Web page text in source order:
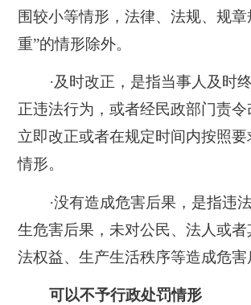
围较小等情形，法律、法规、规章
重”的情形除外。
·及时改正，是指当事人及时
正违法行为，或者经民政部门责
立即改正或者在规定时间内按照
情形。
·没有造成危害后果，是指违
生危害后果，未对公民、法人或
法权益、生产生活秩序等造成危害
可以不予行政处罚情形